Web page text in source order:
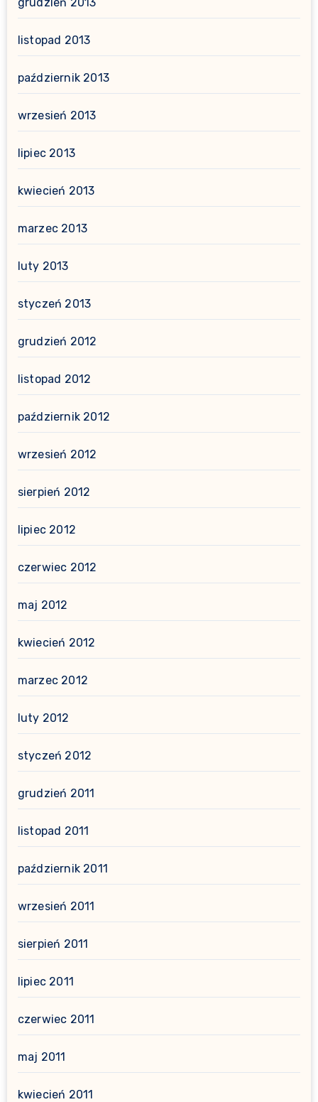
listopad 2013
październik 2013
wrzesień 2013
lipiec 2013
kwiecień 2013
marzec 2013
luty 2013
styczeń 2013
grudzień 2012
listopad 2012
październik 2012
wrzesień 2012
sierpień 2012
lipiec 2012
czerwiec 2012
maj 2012
kwiecień 2012
marzec 2012
luty 2012
styczeń 2012
grudzień 2011
listopad 2011
październik 2011
wrzesień 2011
sierpień 2011
lipiec 2011
czerwiec 2011
maj 2011
kwiecień 2011